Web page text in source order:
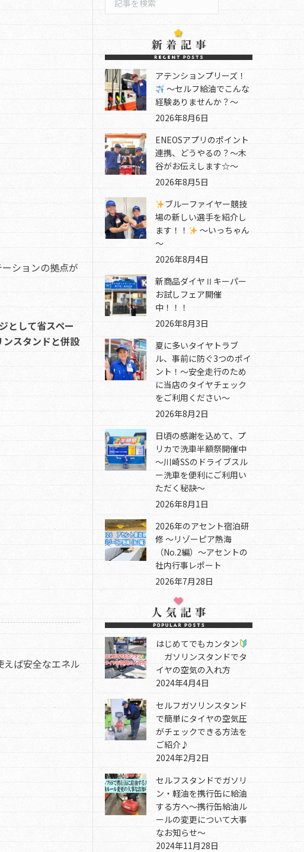
ションの拠点が
として省スペー
スタンドと併設
ば安全なエネル
索
アテンションプリーズ！
～セルフ給油でこんな
経験ありませんか？～
2026年8月6日
ENEOSアプリのポイント
連携、どうやるの？～木
谷がお伝えします☆～
2026年8月5日
ブルーファイヤー競技
場の新しい選手を紹介し
ます！！
～いっちゃん
～
2026年8月4日
新商品ダイヤⅡキーパー
お試しフェア開催
中！！！
2026年8月3日
夏に多いタイヤトラブ
ル、事前に防ぐ3つのポイ
ント！～安全走行のため
に当店のタイヤチェック
をご利用ください～
2026年8月2日
日頃の感謝を込めて、プ
リカで洗車半額祭開催中
～川崎SSのドライブスル
ー洗車を便利にご利用い
ただく秘訣～
2026年8月1日
2026年のアセント宿泊研
修 ～リゾーピア熱海
（No.2編）～アセントの
社内行事レポート
2026年7月28日
はじめてでもカンタン
ガソリンスタンドでタ
イヤの空気の入れ方
2024年4月4日
セルフガソリンスタンド
で簡単にタイヤの空気圧
がチェックできる方法を
ご紹介♪
2024年2月2日
セルフスタンドでガソリ
ン・軽油を携行缶に給油
する方へ～携行缶給油ル
ールの変更について大事
なお知らせ～
2024年11月28日